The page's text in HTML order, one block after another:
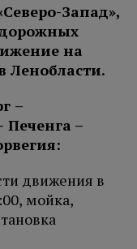
Запад»,
на
Ленобласти.
–
Печенга –
движения в
мойка,